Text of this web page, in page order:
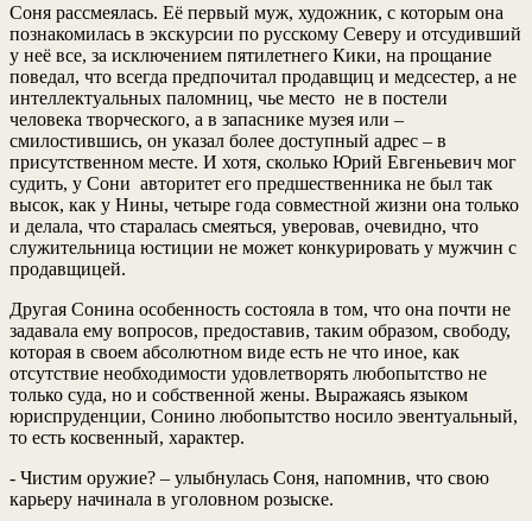
Соня рассмеялась. Её первый муж, художник, с которым она
познакомилась в экскурсии по русскому Северу и отсудивший
у неё все, за исключением пятилетнего Кики, на прощание
поведал, что всегда предпочитал продавщиц и медсестер, а не
интеллектуальных паломниц, чье место не в постели
человека творческого, а в запаснике музея или –
смилостившись, он указал более доступный адрес – в
присутственном месте. И хотя, сколько Юрий Евгеньевич мог
судить, у Сони авторитет его предшественника не был так
высок, как у Нины, четыре года совместной жизни она только
и делала, что старалась смеяться, уверовав, очевидно, что
служительница юстиции не может конкурировать у мужчин с
продавщицей.
Другая Сонина особенность состояла в том, что она почти не
задавала ему вопросов, предоставив, таким образом, свободу,
которая в своем абсолютном виде есть не что иное, как
отсутствие необходимости удовлетворять любопытство не
только суда, но и собственной жены. Выражаясь языком
юриспруденции, Сонино любопытство носило эвентуальный,
то есть косвенный, характер.
- Чистим оружие? – улыбнулась Соня, напомнив, что свою
карьеру начинала в уголовном розыске.